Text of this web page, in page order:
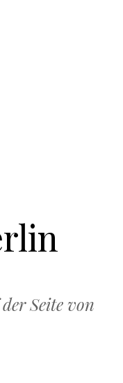
Seite von